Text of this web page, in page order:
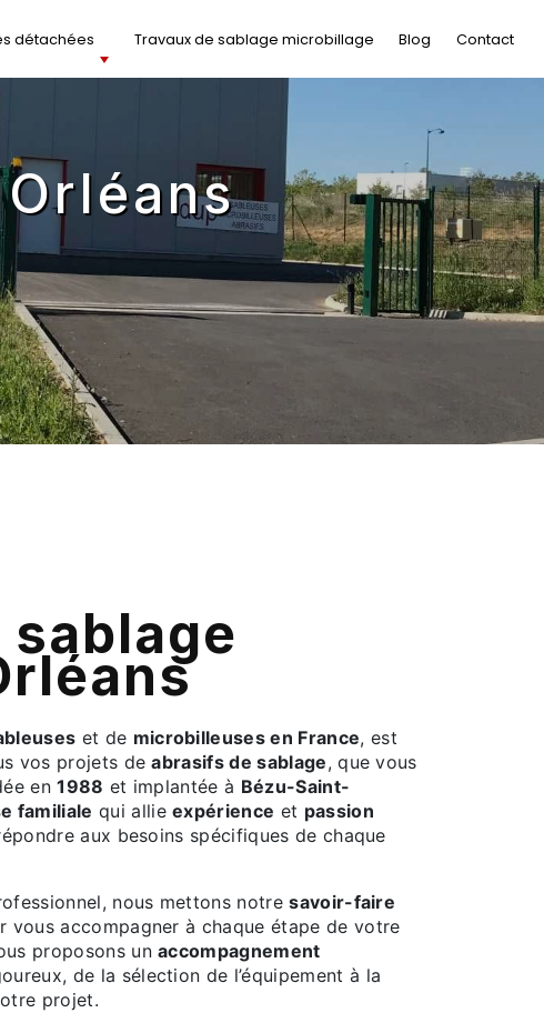
détachées Travaux de sablage microbillage Blog Contact
et de microbilleuses en France, est
vos projets deabrasifs de sablage, que vous
en1988 et implantée à Bézu-Saint-
familiale qui allieexpérience et passion
aux besoins spécifiques de chaque
nous mettons notresavoir-faire
vous accompagner à chaque étape de votre
proposons unaccompagnement
de la sélection de l’équipement à la
projet.